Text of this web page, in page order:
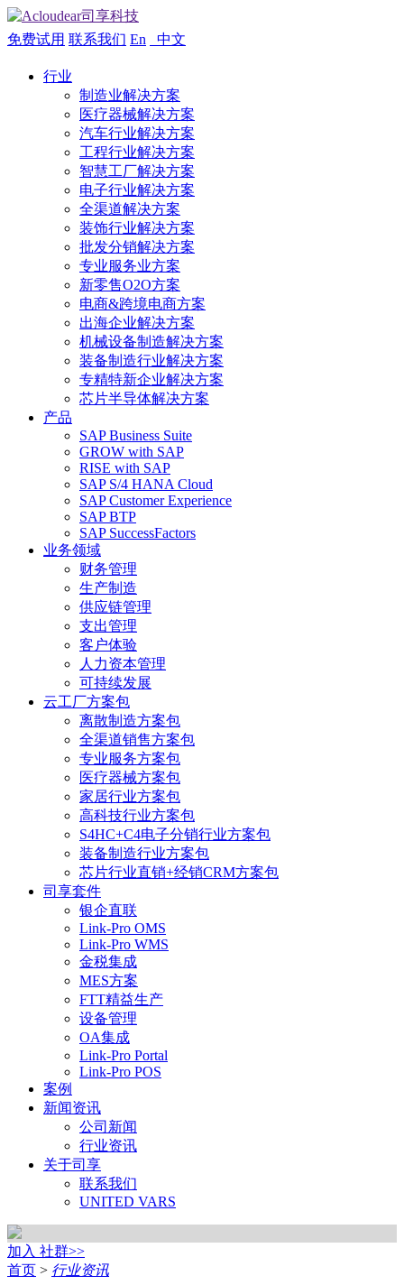
免费试用 联系我们 En 中文
行业
制造业解决方案
医疗器械解决方案
汽车行业解决方案
工程行业解决方案
智慧工厂解决方案
电子行业解决方案
全渠道解决方案
装饰行业解决方案
批发分销解决方案
专业服务业方案
新零售O2O方案
电商&跨境电商方案
出海企业解决方案
机械设备制造解决方案
装备制造行业解决方案
专精特新企业解决方案
芯片半导体解决方案
产品
SAP Business Suite
GROW with SAP
RISE with SAP
SAP S/4 HANA Cloud
SAP Customer Experience
SAP BTP
SAP SuccessFactors
业务领域
财务管理
生产制造
供应链管理
支出管理
客户体验
人力资本管理
可持续发展
云工厂方案包
离散制造方案包
全渠道销售方案包
专业服务方案包
医疗器械方案包
家居行业方案包
高科技行业方案包
S4HC+C4电子分销行业方案包
装备制造行业方案包
芯片行业直销+经销CRM方案包
司享套件
银企直联
Link-Pro OMS
Link-Pro WMS
金税集成
MES方案
FTT精益生产
设备管理
OA集成
Link-Pro Portal
Link-Pro POS
案例
新闻资讯
公司新闻
行业资讯
关于司享
联系我们
UNITED VARS
加入 社群>>
首页 > 行业资讯